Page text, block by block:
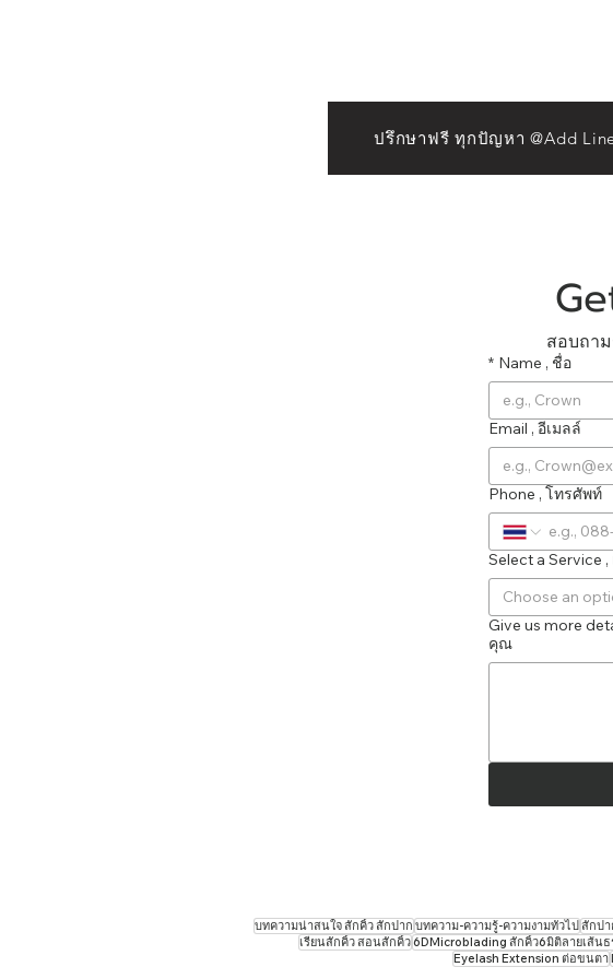
ปรึกษาฟรี ทุกปัญหา @Add
สอบถา
* Name , ชื่อ
Email , อีเมลล์
Phone , โทรศัพท์
Select a Service ,
Choose an
Give us more
คุณ
บทความน่าสนใจ สักคิ้ว สักปาก บทความ-ความรู้-ความงามทั่วไป สักปา
เรียนสักคิ้ว สอนสักคิ้ว6DMicroblading สักคิ้ว6มิติลายเส้นธ
Eyelash Extension ต่อขนตา